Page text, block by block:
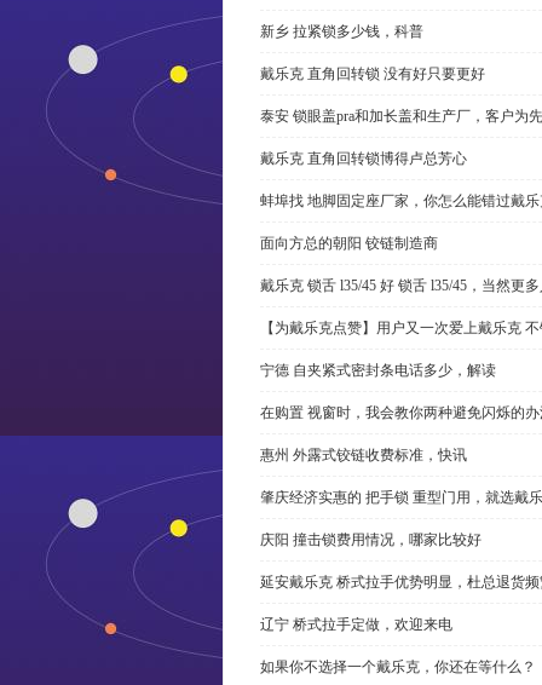
新乡 拉紧锁多少钱，科普
戴乐克 直角回转锁 没有好只要更好
泰安 锁眼盖pra和加长盖和生产厂，客户为先
戴乐克 直角回转锁博得卢总芳心
蚌埠找 地脚固定座厂家，你怎么能错过戴
面向方总的朝阳 铰链制造商
戴乐克 锁舌 l35/45 好 锁舌 l35/45，当然更
【为戴乐克点赞】用户又一次爱上戴乐克
宁德 自夹紧式密封条电话多少，解读
在购置 视窗时，我会教你两种避免闪烁的
惠州 外露式铰链收费标准，快讯
肇庆经济实惠的 把手锁 重型门用，就选戴
庆阳 撞击锁费用情况，哪家比较好
延安戴乐克 桥式拉手优势明显，杜总退货
辽宁 桥式拉手定做，欢迎来电
如果你不选择一个戴乐克，你还在等什么？